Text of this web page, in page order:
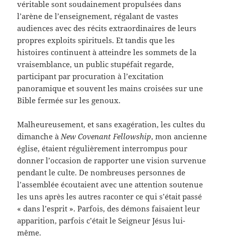
véritable sont soudainement propulsées dans
l’arène de l’enseignement, régalant de vastes
audiences avec des récits extraordinaires de leurs
propres exploits spirituels. Et tandis que les
histoires continuent à atteindre les sommets de la
vraisemblance, un public stupéfait regarde,
participant par procuration à l’excitation
panoramique et souvent les mains croisées sur une
Bible fermée sur les genoux.
Malheureusement, et sans exagération, les cultes du
dimanche àNew Covenant Fellowship, mon ancienne
église, étaient régulièrement interrompus pour
donner l’occasion de rapporter une vision survenue
pendant le culte. De nombreuses personnes de
l’assemblée écoutaient avec une attention soutenue
les uns après les autres raconter ce qui s’était passé
« dans l’esprit ». Parfois, des démons faisaient leur
apparition, parfois c’était le Seigneur Jésus lui-
même.